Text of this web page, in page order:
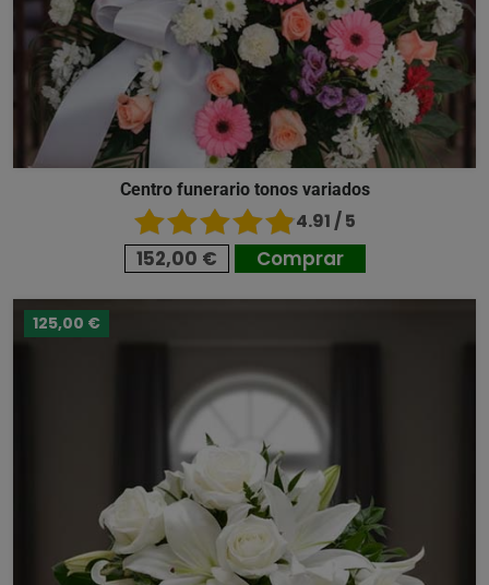
Centro funerario tonos variados
4.91 / 5
152,00 € Comprar
125,00 €